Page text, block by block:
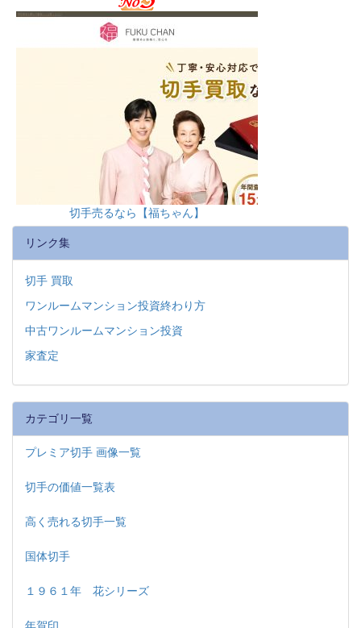
切手売るなら【福ちゃん】
リンク集
切手 買取
ワンルームマンション投資終わり方
中古ワンルームマンション投資
家査定
カテゴリ一覧
プレミア切手 画像一覧
切手の価値一覧表
高く売れる切手一覧
国体切手
１９６１年 花シリーズ